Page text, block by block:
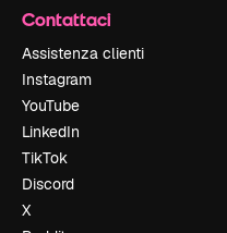
Contattaci
Assistenza clienti
Instagram
YouTube
LinkedIn
TikTok
Discord
X